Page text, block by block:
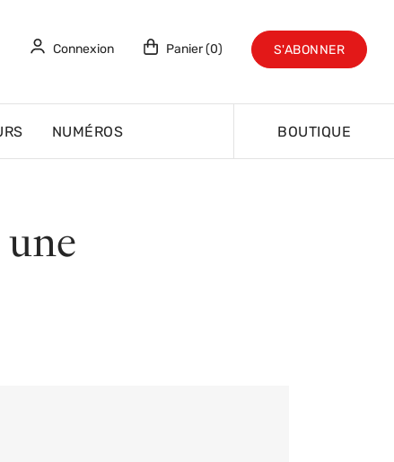
Connexion Panier (0) S'ABONNER
NUMÉROS BOUTIQUE